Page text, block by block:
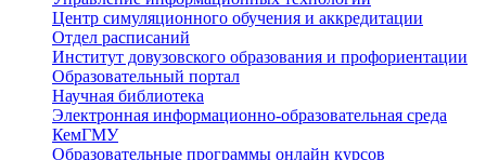
Центр симуляционного обучения и аккредитации
Отдел расписаний
Институт довузовского образования и профориентации
Образовательный портал
Научная библиотека
Электронная информационно-образовательная среда
КемГМУ
Образовательные программы онлайн курсов